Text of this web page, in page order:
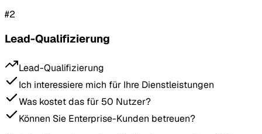
#2
Lead-Qualifizierung
Lead-Qualifizierung
Ich interessiere mich für Ihre Dienstleistungen
Was kostet das für 50 Nutzer?
Können Sie Enterprise-Kunden betreuen?